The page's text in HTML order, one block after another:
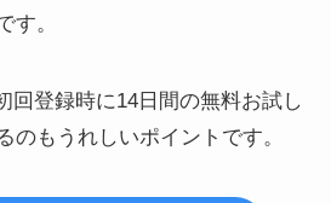
す。
回登録時に14日間の無料お試し
のもうれしいポイントです。